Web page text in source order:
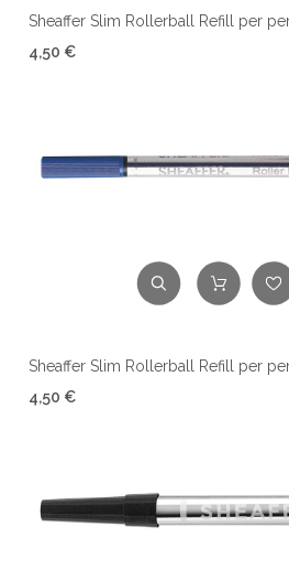
Sheaffer Slim Rollerball Refill per
4,50 €
Sheaffer Slim Rollerball Refill per
4,50 €